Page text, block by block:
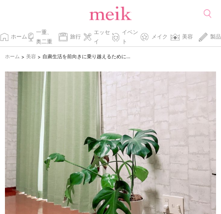
ホーム
一重、
奥二重
旅行
エッセ
イ
イベン
ト
メイク 美容 製品
ホーム > 美容 > 自粛生活を前向きに乗り越えるためにしている工夫。